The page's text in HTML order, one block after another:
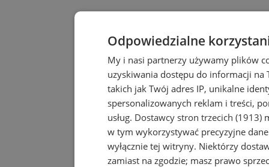
Odpowiedzialne
My i nasi partnerzy używamy plików
uzyskiwania dostępu do informacji
takich jak Twój adres IP, unikalne
spersonalizowanych reklam i treści,
usług. Dostawcy stron trzecich (1913)
w tym wykorzystywać precyzyjne
wyłącznie tej witryny. Niektórzy
zamiast na zgodzie; masz prawo